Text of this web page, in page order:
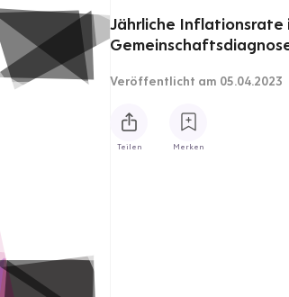
Jährliche Inflationsrate
Veröffentlicht am 05.04.2023
Teilen Merken